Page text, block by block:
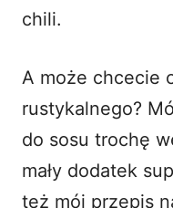
chili.
A może chcecie
rustykalnego?
do sosu trochę
mały dodatek
też mój przepis